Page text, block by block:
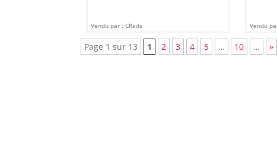
Vendu par : CRads Vendu
Page 1 sur 13 1 2 3 4 5 … 10 … »